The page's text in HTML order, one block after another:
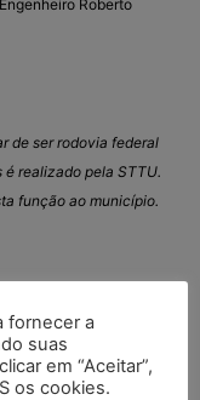
Roberto
de ser rodovia federal
é realizado pela STTU.
função ao município.
fornecer a
suas
em “Aceitar”,
os cookies.